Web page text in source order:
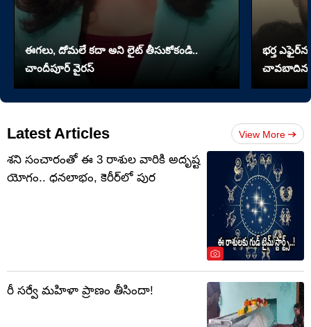
ఈగలు, దోమలే కదా అని లైట్ తీసుకోకండి..
చాందీపూర్ వైరస్
భర్త
చావబాదిన
Latest Articles View More
శని సంచారంతో ఈ 3 రాశుల వారికి అదృష్ట
యోగం.. ధనలాభం, కెరీర్‌లో పుర
రీ సర్వే మహిళా ప్రాణం తీసిందా!